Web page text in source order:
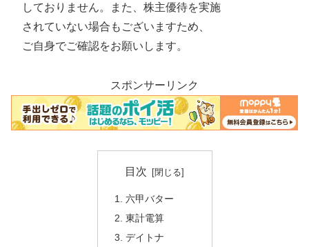
しておりません。また、株主優待を実施
されていない場合もございますため、
ご自身でご確認をお願いします。
スポンサーリンク
目次
六甲バター
東計電算
デイトナ